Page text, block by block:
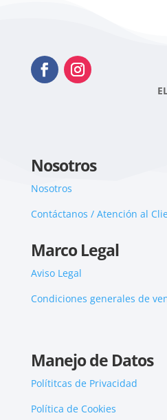
Nosotros
Nosotros
Contáctanos / Atención al
Marco Legal
Aviso Legal
Condiciones generales de
Manejo de Datos
Polítitcas de Privacidad
Política de Cookies